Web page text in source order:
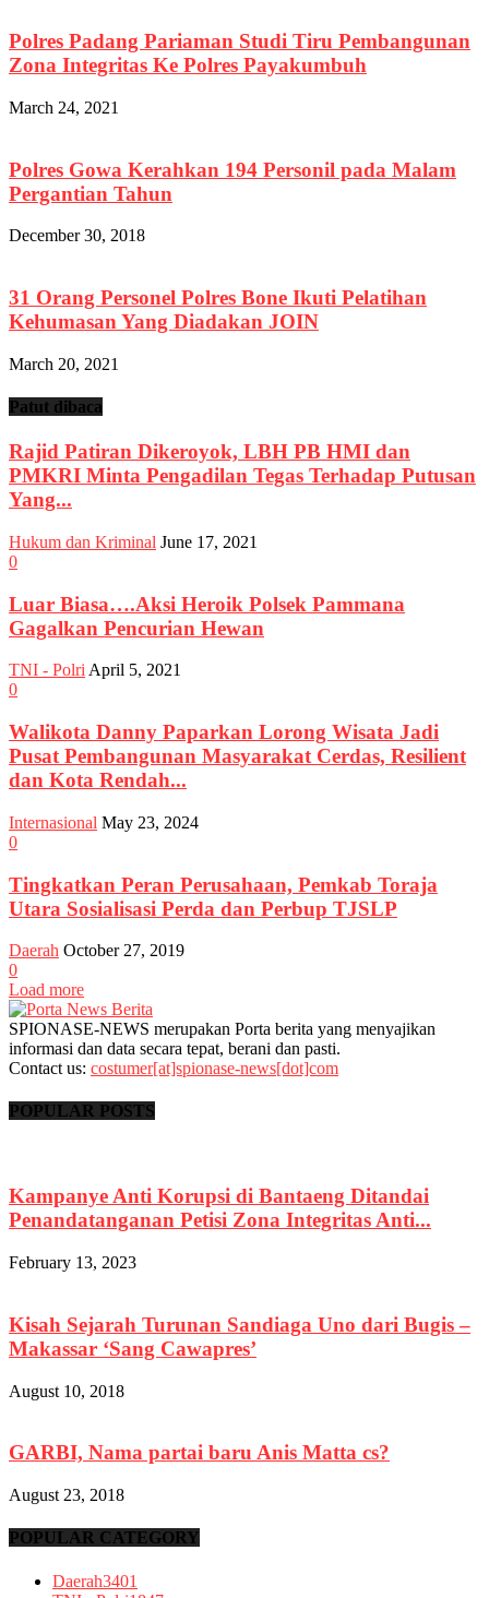
Polres Padang Pariaman Studi Tiru Pembangunan
Zona Integritas Ke Polres Payakumbuh
March 24, 2021
Polres Gowa Kerahkan 194 Personil pada Malam
Pergantian Tahun
December 30, 2018
31 Orang Personel Polres Bone Ikuti Pelatihan
Kehumasan Yang Diadakan JOIN
March 20, 2021
Patut dibaca
Rajid Patiran Dikeroyok, LBH PB HMI dan
PMKRI Minta Pengadilan Tegas Terhadap Putusan
Yang...
Hukum dan Kriminal June 17, 2021
0
Luar Biasa….Aksi Heroik Polsek Pammana
Gagalkan Pencurian Hewan
TNI - Polri April 5, 2021
0
Walikota Danny Paparkan Lorong Wisata Jadi
Pusat Pembangunan Masyarakat Cerdas, Resilient
dan Kota Rendah...
Internasional May 23, 2024
0
Tingkatkan Peran Perusahaan, Pemkab Toraja
Utara Sosialisasi Perda dan Perbup TJSLP
Daerah October 27, 2019
0
Load more
SPIONASE-NEWS merupakan Porta berita yang menyajikan
informasi dan data secara tepat, berani dan pasti.
Contact us: costumer[at]spionase-news[dot]com
POPULAR POSTS
Kampanye Anti Korupsi di Bantaeng Ditandai
Penandatanganan Petisi Zona Integritas Anti...
February 13, 2023
Kisah Sejarah Turunan Sandiaga Uno dari Bugis –
Makassar ‘Sang Cawapres’
August 10, 2018
GARBI, Nama partai baru Anis Matta cs?
August 23, 2018
POPULAR CATEGORY
Daerah3401